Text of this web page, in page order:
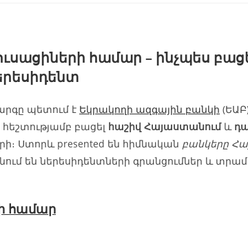
համար – ինչպես
պետում է Եկրակողի ազգային բանկի
բացել հաշիվ Հայաստանումև
Ստորև presented են հիմնական բանկերը
են ներեսիդենտների գրանցումներ և
համար